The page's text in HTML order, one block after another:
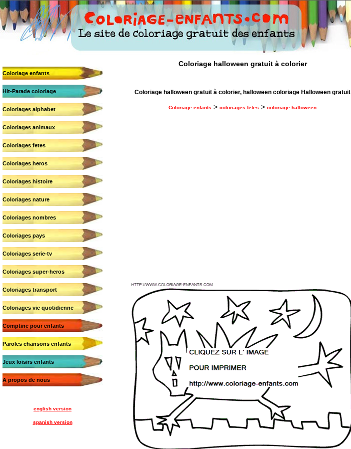
Coloriage enfants
Hit-Parade coloriage
Coloriages alphabet
Coloriages animaux
Coloriages fetes
Coloriages heros
Coloriages histoire
Coloriages nature
Coloriages nombres
Coloriages pays
Coloriages serie-tv
Coloriages super-heros
Coloriages transport
Coloriages vie quotidienne
Comptine pour enfants
Paroles chansons enfants
Jeux loisirs enfants
A propos de nous
english version
spanish version
Coloriage halloween gratuit à colorier
Coloriage halloween gratuit à colorier, halloween coloriage Halloween gratuit
Coloriage enfants > coloriages fetes > coloriage halloween